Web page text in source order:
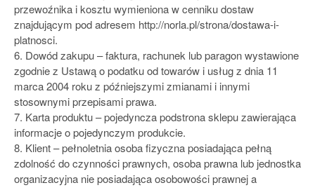
przewoźnika i kosztu wymieniona w cenniku dostaw
znajdującym pod adresem http://norla.pl/strona/dostawa-i-
platnosci.
6. Dowód zakupu – faktura, rachunek lub paragon wystawione
zgodnie z Ustawą o podatku od towarów i usług z dnia 11
marca 2004 roku z późniejszymi zmianami i innymi
stosownymi przepisami prawa.
7. Karta produktu – pojedyncza podstrona sklepu zawierająca
informacje o pojedynczym produkcie.
8. Klient – pełnoletnia osoba fizyczna posiadająca pełną
zdolność do czynności prawnych, osoba prawna lub jednostka
organizacyjna nie posiadająca osobowości prawnej a